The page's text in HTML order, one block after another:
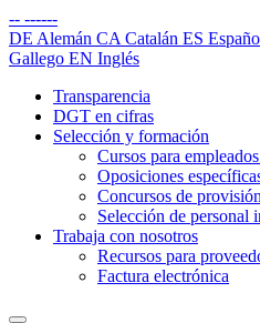
-- ------
DE Alemán CA Catalán ES
Gallego EN Inglés
Transparencia
DGT en cifras
Selección y formación
Cursos para
Oposiciones
Concursos de
Selección de personal
Trabaja con nosotros
Recursos para
Factura electrónica